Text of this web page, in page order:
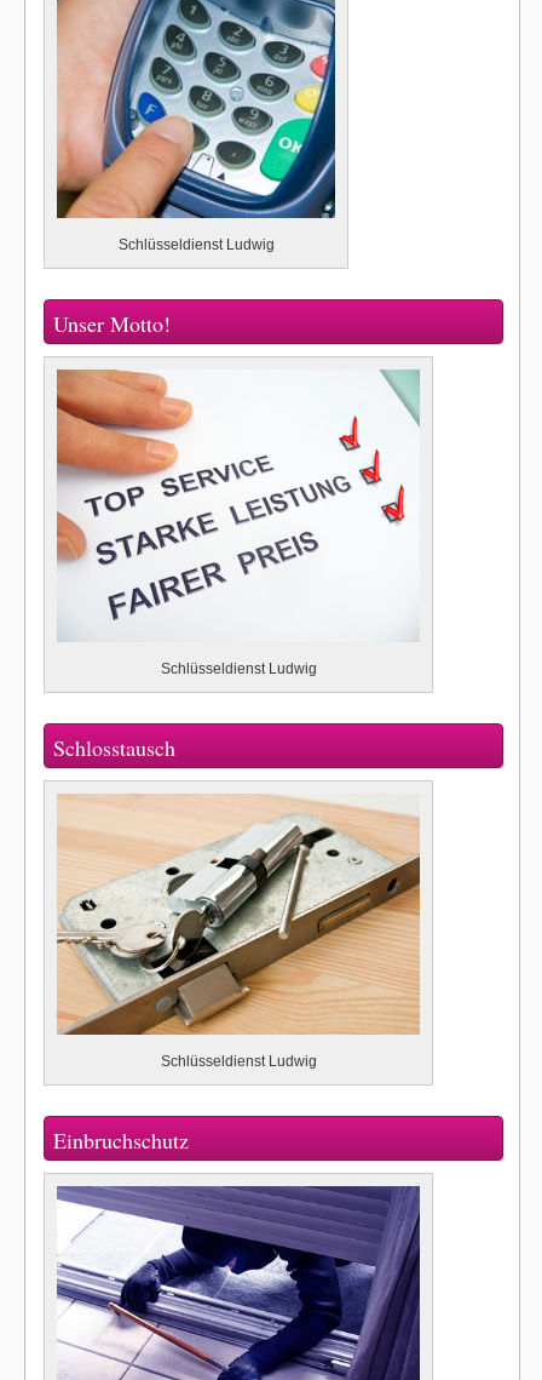
Schlüsseldienst Ludwig
Unser Motto!
Schlüsseldienst Ludwig
Schlosstausch
Schlüsseldienst Ludwig
Einbruchschutz